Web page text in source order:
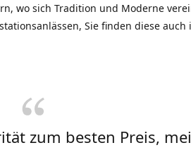
wo sich Tradition und Moderne
Sie finden diese auch
zum besten Preis,